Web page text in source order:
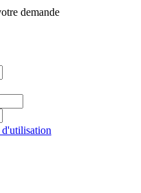
demande
d'utilisation